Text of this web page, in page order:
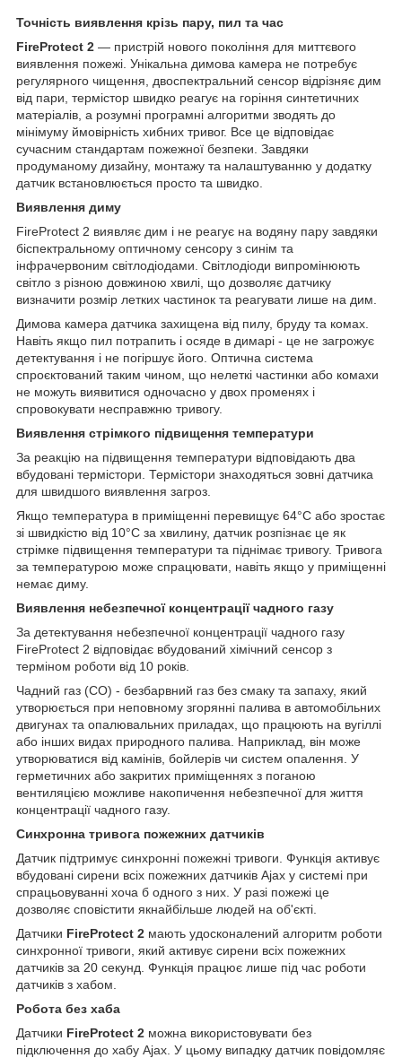
Точність виявлення крізь пару, пил та час
FireProtect 2 — пристрій нового покоління для миттєвого
виявлення пожежі. Унікальна димова камера не потребує
регулярного чищення, двоспектральний сенсор відрізняє дим
від пари, термістор швидко реагує на горіння синтетичних
матеріалів, а розумні програмні алгоритми зводять до
мінімуму ймовірність хибних тривог. Все це відповідає
сучасним стандартам пожежної безпеки. Завдяки
продуманому дизайну, монтажу та налаштуванню у додатку
датчик встановлюється просто та швидко.
Виявлення диму
FireProtect 2 виявляє дим і не реагує на водяну пару завдяки
біспектральному оптичному сенсору з синім та
інфрачервоним світлодіодами. Світлодіоди випромінюють
світло з різною довжиною хвилі, що дозволяє датчику
визначити розмір летких частинок та реагувати лише на дим.
Димова камера датчика захищена від пилу, бруду та комах.
Навіть якщо пил потрапить і осяде в димарі - це не загрожує
детектування і не погіршує його. Оптична система
спроєктований таким чином, що нелеткі частинки або комахи
не можуть виявитися одночасно у двох променях і
спровокувати несправжню тривогу.
Виявлення стрімкого підвищення температури
За реакцію на підвищення температури відповідають два
вбудовані термістори. Термістори знаходяться зовні датчика
для швидшого виявлення загроз.
Якщо температура в приміщенні перевищує 64°C або зростає
зі швидкістю від 10°C за хвилину, датчик розпізнає це як
стрімке підвищення температури та піднімає тривогу. Тривога
за температурою може спрацювати, навіть якщо у приміщенні
немає диму.
Виявлення небезпечної концентрації чадного газу
За детектування небезпечної концентрації чадного газу
FireProtect 2 відповідає вбудований хімічний сенсор з
терміном роботи від 10 років.
Чадний газ (CO) - безбарвний газ без смаку та запаху, який
утворюється при неповному згорянні палива в автомобільних
двигунах та опалювальних приладах, що працюють на вугіллі
або інших видах природного палива. Наприклад, він може
утворюватися від камінів, бойлерів чи систем опалення. У
герметичних або закритих приміщеннях з поганою
вентиляцією можливе накопичення небезпечної для життя
концентрації чадного газу.
Синхронна тривога пожежних датчиків
Датчик підтримує синхронні пожежні тривоги. Функція активує
вбудовані сирени всіх пожежних датчиків Ajax у системі при
спрацьовуванні хоча б одного з них. У разі пожежі це
дозволяє сповістити якнайбільше людей на об'єкті.
Датчики FireProtect 2 мають удосконалений алгоритм роботи
синхронної тривоги, який активує сирени всіх пожежних
датчиків за 20 секунд. Функція працює лише під час роботи
датчиків з хабом.
Робота без хаба
Датчики FireProtect 2 можна використовувати без
підключення до хабу Ajax. У цьому випадку датчик повідомляє